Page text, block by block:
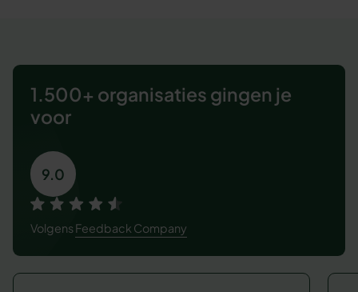
1.500+ organisaties gingen je
voor
9.0
VolgensFeedback Company